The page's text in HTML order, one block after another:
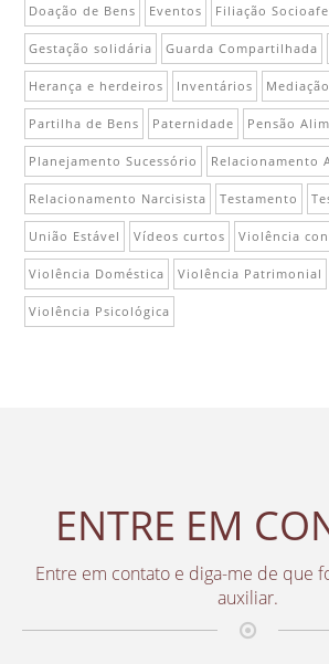
Doação de Bens Eventos Filiação
Gestação solidária Guarda Compartilhada
Herança e herdeiros Inventários Mediação
Partilha de Bens Paternidade Pensão
Planejamento Sucessório Relacionamento
Relacionamento Narcisista Testamento
União Estável Vídeos curtos Violência
Violência Doméstica Violência Patrimonial
Violência Psicológica
ENTRE EM
Entre em contato e diga-me de que
auxiliar.